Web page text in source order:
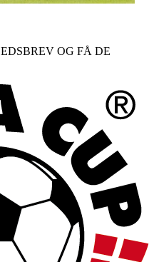
OG FÅ DE